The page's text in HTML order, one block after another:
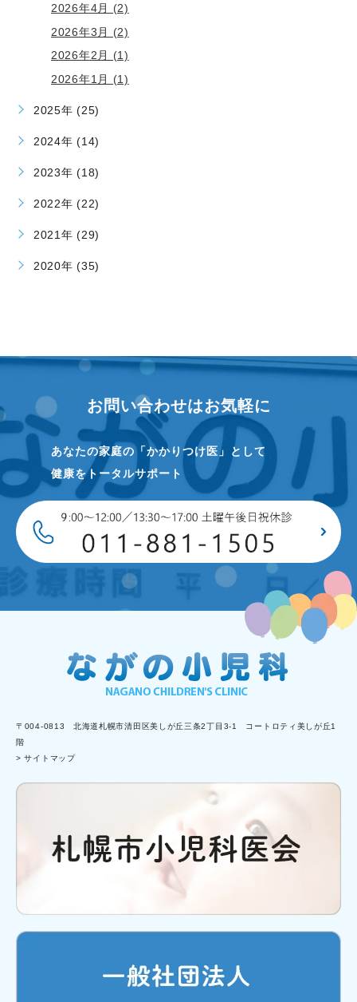
2026年4月 (2)
2026年3月 (2)
2026年2月 (1)
2026年1月 (1)
2025年 (25)
2024年 (14)
2023年 (18)
2022年 (22)
2021年 (29)
2020年 (35)
お問い合わせはお気軽に
あなたの家庭の「かかりつけ医」として
健康をトータルサポート
〒004-0813 北海道札幌市清田区美しが丘三条2丁目3-1 コートロティ美しが丘1
階
> サイトマップ